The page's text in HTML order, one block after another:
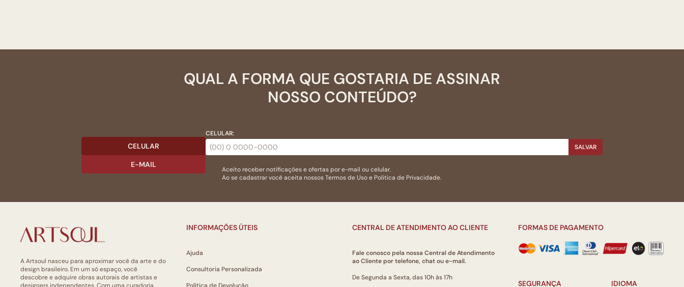
QUAL A FORMA QUE GOSTARIA DE ASSINAR
NOSSO CONTEÚDO?
CELULAR
E-MAIL
CELULAR:
SALVAR
Aceito receber notificações e ofertas por e-mail ou celular.
Ao se cadastrar você aceita nossosTermos de Usoe Politica de Privacidade.
A Artsoul nasceu para aproximar você da arte e do
design brasileiro. Em um só espaço, você
descobre e adquire obras autorais de artistas e
INFORMAÇÕES ÚTEIS
Ajuda
Consultoria Personalizada
CENTRAL DE ATENDIMENTO AO CLIENTE
Fale conosco pela nossa Central de Atendimento
ao Cliente por telefone, chat ou e-mail.
De Segunda a Sexta, das 10h às 17h
FORMAS DE PAGAMENTO
SEGURANÇA IDIOMA